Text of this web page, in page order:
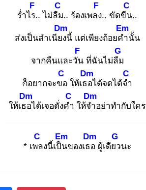
ร่ำไร.
F
. ไม่ลืม
C
.. ร้องเพลง
F
.. ขัดขืน
C
..
ส่งเป็นสำเนียง
Dm
นี้ แต่เพียงถ้อยคำ
Em
นั้น
จากคืนและวัน
F
ที่ฉันไม่ลืม
G
ก็อยากจะขอ
C
ให้เธอ
Dm
ได้จดได้จำ
C
ให้เธอ
Dm
ได้เจอดั่งคำ
C
ให้จำ
Dm
อย่าทำกับใคร
* เพล
C
งนี้เป็น
Em
ของเธอ
Dm
ผู้เดียว
G
นะ